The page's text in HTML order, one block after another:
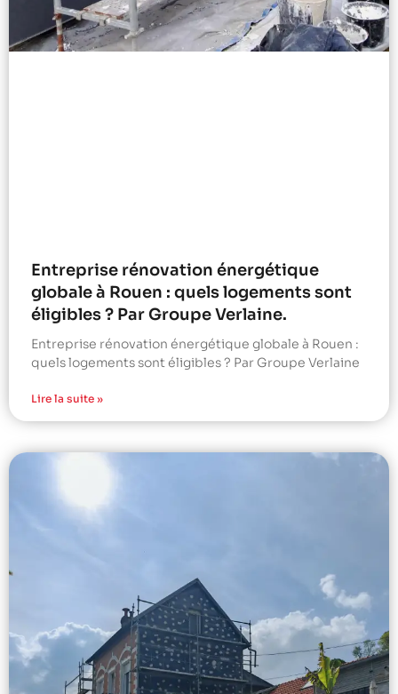
Entreprise rénovation énergétique
globale à Rouen : quels logements sont
éligibles ? Par Groupe Verlaine.
Entreprise rénovation énergétique globale à Rouen :
quels logements sont éligibles ? Par Groupe Verlaine
Lire la suite »